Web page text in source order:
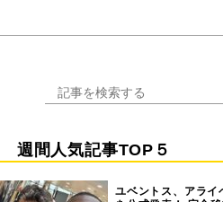
週間人気記事TOP５
ユベントス、アライ